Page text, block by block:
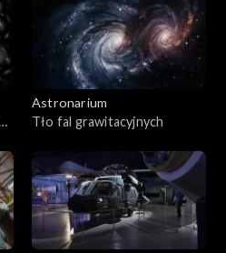
Astronarium
Tło fal grawitacyjnych